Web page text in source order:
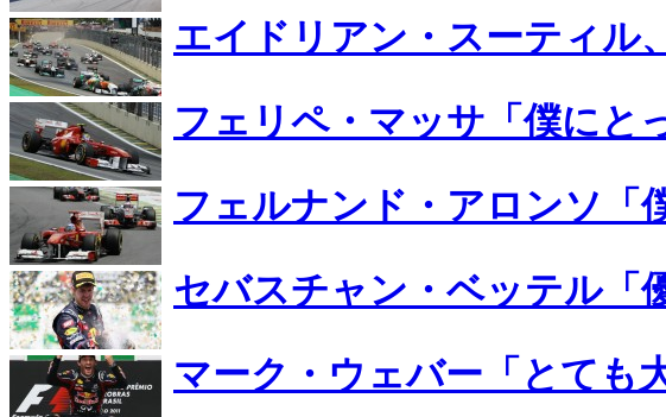
エイドリアン・スーティル
フェリペ・マッサ「僕にと
フェルナンド・アロンソ「
セバスチャン・ベッテル「
マーク・ウェバー「とても